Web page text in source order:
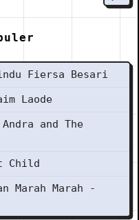
Fiersa Besari
Laode
and The
Child
Marah Marah -